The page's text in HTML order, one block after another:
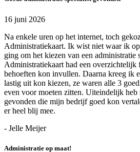
16 juni 2026
Na enkele uren op het internet, toch
Administratiekaart. Ik wist niet waar ik
ging om het kiezen van een administratie
Administratiekaart had een
behoeften kon invullen. Daarna kreeg ik
lastig uit kon kiezen, ze waren alle 3
even voor moeten zitten. Uiteindelijk heb
gevonden die mijn bedrijf goed kon
er heel blij mee.
- Jelle Meijer
Administratie op maat!